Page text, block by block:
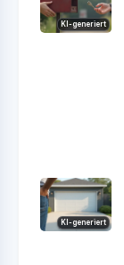
KI-generiert
KI-generiert